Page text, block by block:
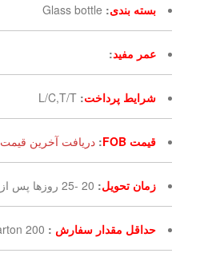
بسته بندی:
Glass bottle
عمر مفید:
شرایط پرداخت:
L/C,T/T
قیمت FOB : دریافت آخرین قیمت
زمان تحویل: 20 -25 روزها پس از تأیید سفارش
حداقل مقدار سفارش :
200 Carton